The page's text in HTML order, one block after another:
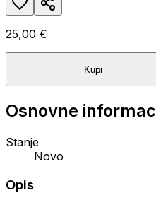
25,00 €
Kupi
Osnovne
Stanje
Novo
Opis